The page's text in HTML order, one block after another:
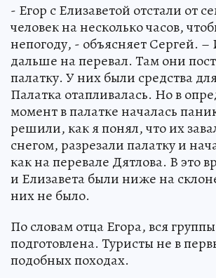
- Егор с Елизаветой отстали от
человек на несколько часов,
непогоду, - объясняет Сергей.
дальше на перевал. Там они
палатку. У них были средства
Палатка отапливалась. Но в
момент в палатке началась
решили, как я понял, что их
снегом, разрезали палатку и
как на перевале Дятлова. В это
и Елизавета были ниже на
них не было.
По словам отца Егора, вся
подготовлена. Туристы не в
подобных походах.